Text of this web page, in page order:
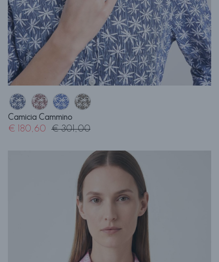
Camicia Cammino
€ 180,60 € 301,00